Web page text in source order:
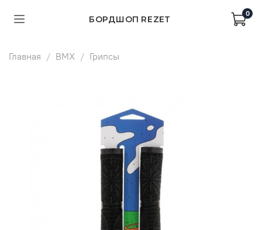
БОРДШОП REZET
0
Главная BMX Грипсы